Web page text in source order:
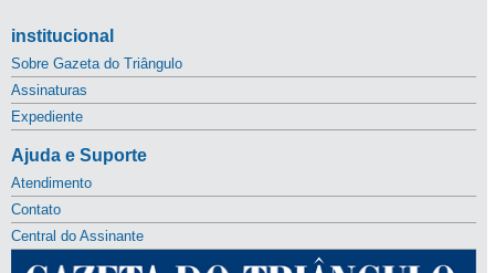
institucional
Sobre Gazeta do Triângulo
Assinaturas
Expediente
Ajuda e Suporte
Atendimento
Contato
Central do Assinante